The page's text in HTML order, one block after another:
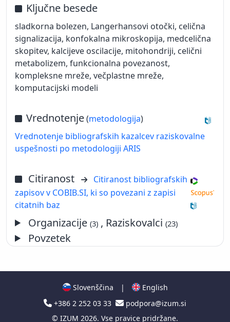
Ključne besede
sladkorna bolezen, Langerhansovi otočki, celična
signalizacija, konfokalna mikroskopija, medcelična
skopitev, kalcijeve oscilacije, mitohondriji, celični
metabolizem, funkcionalna povezanost,
kompleksne mreže, večplastne mreže,
komputacijski modeli
Vrednotenje(metodologija)
Vrednotenje bibliografskih kazalcev raziskovalne
uspešnosti po metodologiji ARIS
Citiranost
Citiranost bibliografskih
zapisov v COBIB.SI, ki so povezani z zapisi
citatnih baz
Organizacije(3) , Raziskovalci(23)
Povzetek
Slovenščina |
English
+386 2 252 03 33
podpora@izum.si
© IZUM 2026. Vse pravice pridržane.